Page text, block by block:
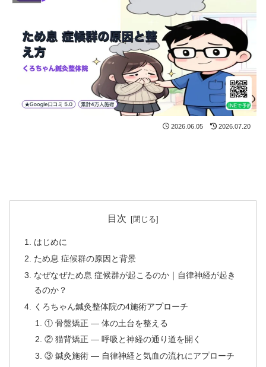
2026.06.05 2026.07.20
目次
はじめに
ため息 症候群の原因と背景
なぜなぜため息 症候群が起こるのか｜自律神経が起き
るのか？
くろちゃん鍼灸整体院の4施術アプローチ
① 骨盤矯正 — 体の土台を整える
② 猫背矯正 — 呼吸と神経の通り道を開く
③ 鍼灸施術 — 自律神経と気血の流れにアプローチ